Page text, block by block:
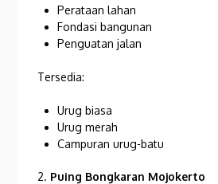
Perataan lahan
Fondasi bangunan
Penguatan jalan
Tersedia:
Urug biasa
Urug merah
Campuran urug-batu
2. Puing Bongkaran Mojokerto